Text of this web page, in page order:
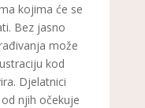
kojima će se
Bez jasno
može
kod
Djelatnici
njih očekuje